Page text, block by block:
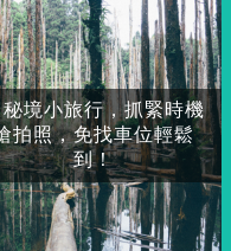
境小旅行，抓緊時機
拍照，免找車位輕鬆
到！